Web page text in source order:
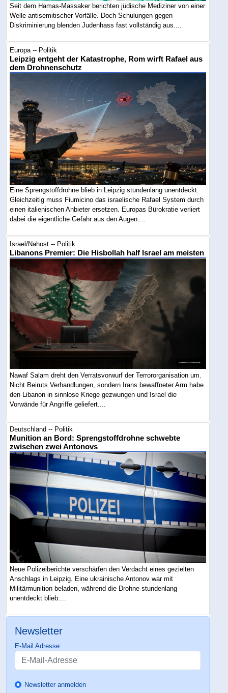
Seit dem Hamas-Massaker berichten jüdische Mediziner von einer
Welle antisemitischer Vorfälle. Doch Schulungen gegen
Diskriminierung blenden Judenhass fast vollständig aus....
Europa -- Politik
Leipzig entgeht der Katastrophe, Rom wirft Rafael aus
dem Drohnenschutz
Eine Sprengstoffdrohne blieb in Leipzig stundenlang unentdeckt.
Gleichzeitig muss Fiumicino das israelische Rafael System durch
einen italienischen Anbieter ersetzen. Europas Bürokratie verliert
dabei die eigentliche Gefahr aus den Augen....
Israel/Nahost -- Politik
Libanons Premier: Die Hisbollah half Israel am meisten
Nawaf Salam dreht den Verratsvorwurf der Terrororganisation um.
Nicht Beiruts Verhandlungen, sondern Irans bewaffneter Arm habe
den Libanon in sinnlose Kriege gezwungen und Israel die
Vorwände für Angriffe geliefert....
Deutschland -- Politik
Munition an Bord: Sprengstoffdrohne schwebte
zwischen zwei Antonovs
Neue Polizeiberichte verschärfen den Verdacht eines gezielten
Anschlags in Leipzig. Eine ukrainische Antonov war mit
Militärmunition beladen, während die Drohne stundenlang
unentdeckt blieb....
Newsletter
E-Mail Adresse:
Newsletter anmelden